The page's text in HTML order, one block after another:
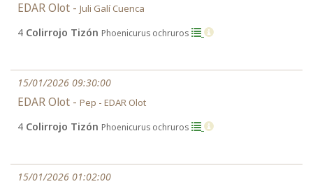
EDAR Olot - Juli Galí Cuenca
4 Colirrojo Tizón Phoenicurus ochruros
15/01/2026 09:30:00
EDAR Olot - Pep - EDAR Olot
4 Colirrojo Tizón Phoenicurus ochruros
15/01/2026 01:02:00